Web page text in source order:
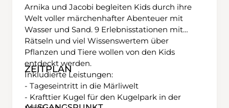
Arnika und Jacobi begleiten Kids durch ihre
Welt voller märchenhafter Abenteuer mit
Wasser und Sand. 9 Erlebnisstationen mit
Rätseln und viel Wissenswertem über
Pflanzen und Tiere wollen von den Kids
entdeckt werden.
Inkludierte Leistungen:
- Tageseintritt in die Märliwelt
- Krafttier Kugel für den Kugelpark in der
ZEITPLAN